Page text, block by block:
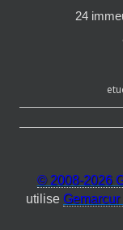
24
© 2008-2026
utilise